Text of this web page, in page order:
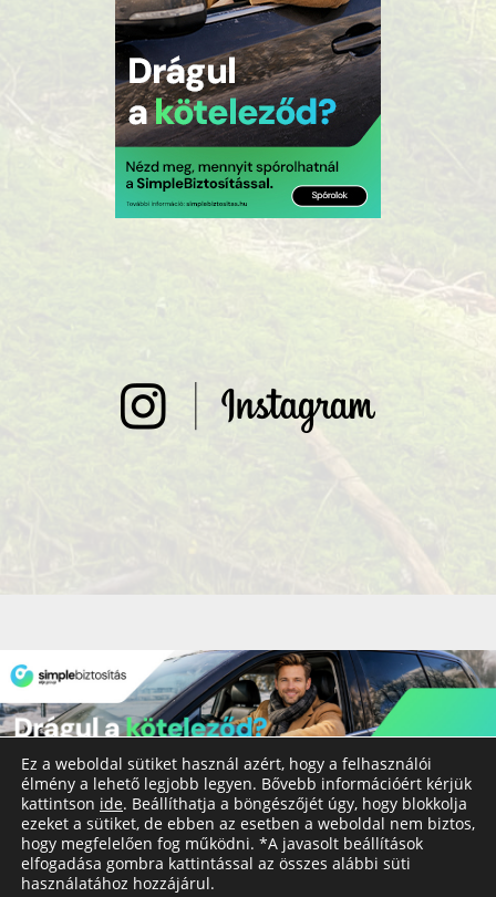
© Copyright 2020 - utazzegyszeruen.hu
Ez a weboldal sütiket használ azért, hogy a felhasználói
élmény a lehető legjobb legyen. Bővebb információért kérjük
kattintson ide. Beállíthatja a böngészőjét úgy, hogy blokkolja
ezeket a sütiket, de ebben az esetben a weboldal nem biztos,
hogy megfelelően fog működni. *A javasolt beállítások
elfogadása gombra kattintással az összes alábbi süti
használatához hozzájárul.